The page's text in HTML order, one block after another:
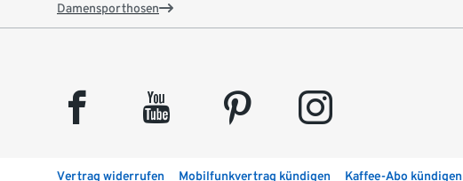
Damensporthosen
facebook youtube pinterest instagram
Vertrag widerrufen Mobilfunkvertrag kündigen Kaffee-Abo kündigen